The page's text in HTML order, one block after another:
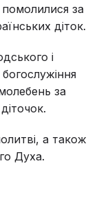
помолилися за
діток.
і
за
а також
Духа.